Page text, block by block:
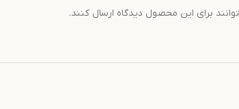
برای این محصول دیدگاه ارسال کنند.